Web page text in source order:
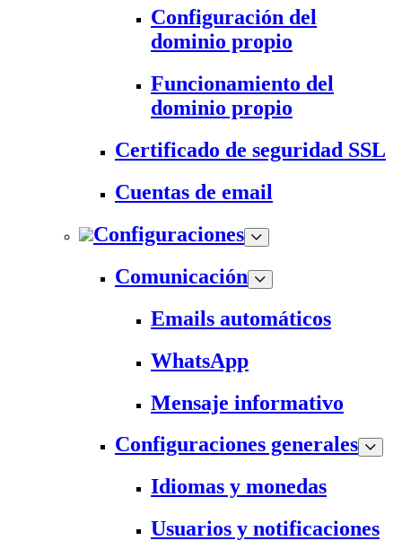
Configuración del
dominio propio
Funcionamiento del
dominio propio
Certificado de seguridad SSL
Cuentas de email
Configuraciones
Comunicación
Emails automáticos
WhatsApp
Mensaje informativo
Configuraciones generales
Idiomas y monedas
Usuarios y notificaciones